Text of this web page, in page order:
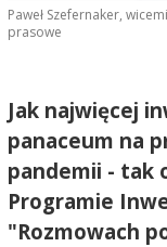
Paweł Szefernaker,
prasowe
Jak najwięcej
panaceum na
pandemii - tak
Programie
"Rozmowach